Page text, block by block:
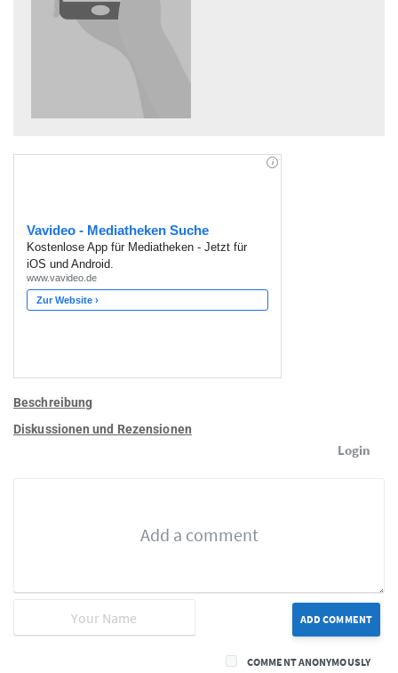
Beschreibung
Diskussionen und Rezensionen
Login
ADD COMMENT
COMMENT ANONYMOUSLY